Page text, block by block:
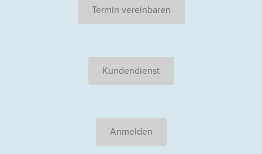
Termin vereinbaren
Kundendienst
Anmelden